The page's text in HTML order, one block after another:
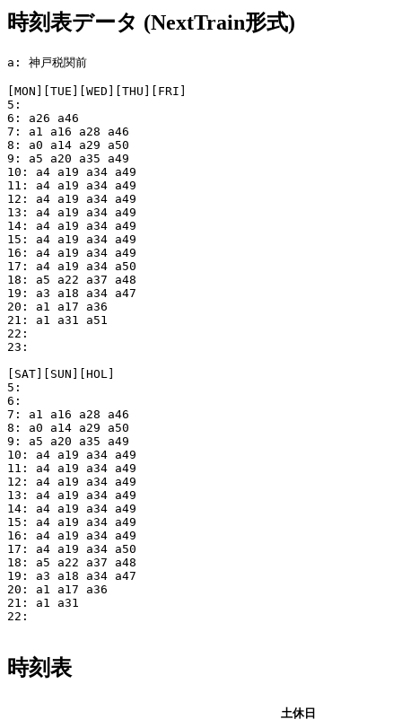
時刻表データ (NextTrain形式)
a: 神戸税関前
[MON][TUE][WED][THU][FRI]
5:
6: a26 a46
7: a1 a16 a28 a46
8: a0 a14 a29 a50
9: a5 a20 a35 a49
10: a4 a19 a34 a49
11: a4 a19 a34 a49
12: a4 a19 a34 a49
13: a4 a19 a34 a49
14: a4 a19 a34 a49
15: a4 a19 a34 a49
16: a4 a19 a34 a49
17: a4 a19 a34 a50
18: a5 a22 a37 a48
19: a3 a18 a34 a47
20: a1 a17 a36
21: a1 a31 a51
22:
23:
[SAT][SUN][HOL]
5:
6:
7: a1 a16 a28 a46
8: a0 a14 a29 a50
9: a5 a20 a35 a49
10: a4 a19 a34 a49
11: a4 a19 a34 a49
12: a4 a19 a34 a49
13: a4 a19 a34 a49
14: a4 a19 a34 a49
15: a4 a19 a34 a49
16: a4 a19 a34 a49
17: a4 a19 a34 a50
18: a5 a22 a37 a48
19: a3 a18 a34 a47
20: a1 a17 a36
21: a1 a31
22:
時刻表
土休日